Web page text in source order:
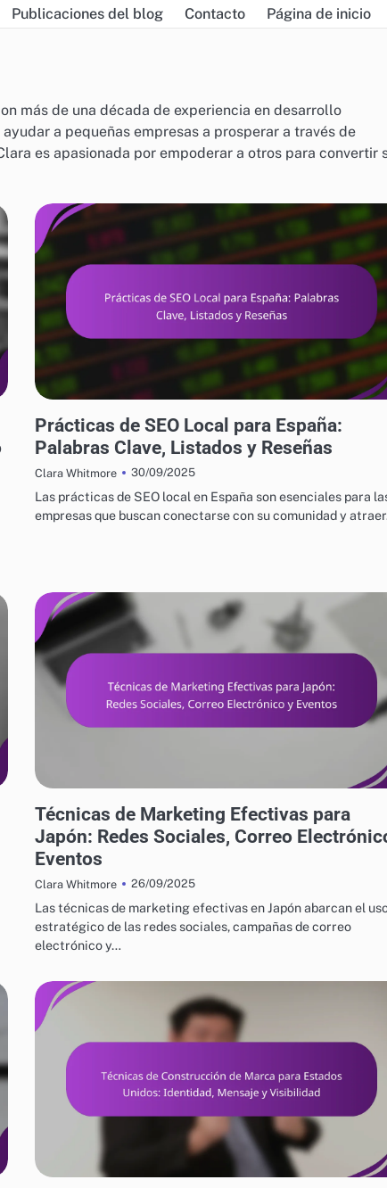
Publicaciones del blog Contacto Página de inicio
más de una década de experiencia en desarrollo
a pequeñas empresas a prosperar a través de
es apasionada por empoderar a otros para convertir
Prácticas de SEO Local para España:
Palabras Clave, Listados y Reseñas
Clara Whitmore 30/09/2025
Las prácticas de SEO local en España son esenciales para
empresas que buscan conectarse con su comunidad y
Técnicas de Marketing Efectivas para
Japón: Redes Sociales, Correo
Eventos
Clara Whitmore 26/09/2025
Las técnicas de marketing efectivas en Japón abarcan el
estratégico de las redes sociales, campañas de correo
electrónico y…